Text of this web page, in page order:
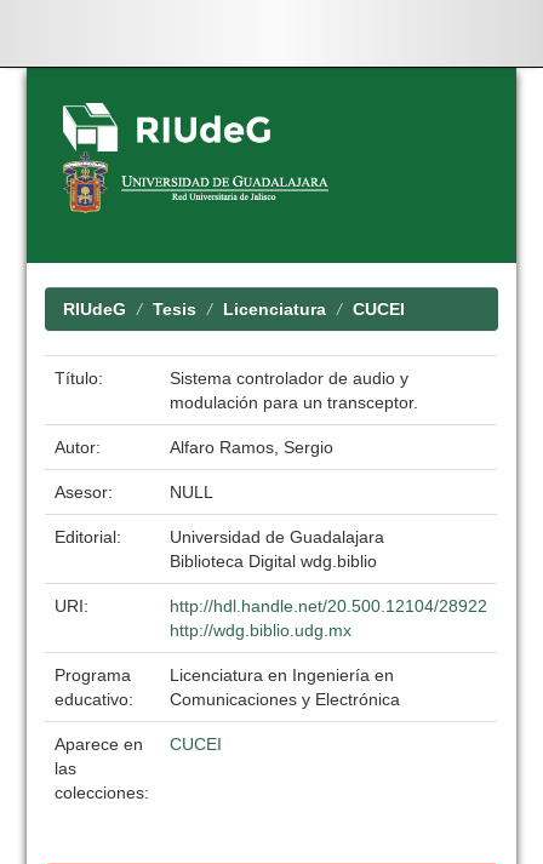
Skip
navigation
RIUdeG Tesis Licenciatura CUCEI
Título:
Sistema controlador de audio y
modulación para un transceptor.
Autor: Alfaro Ramos, Sergio
Asesor: NULL
Editorial:
Universidad de Guadalajara
Biblioteca Digital wdg.biblio
URI:
http://hdl.handle.net/20.500.12104/28922
http://wdg.biblio.udg.mx
Programa
educativo:
Licenciatura en Ingeniería en
Comunicaciones y Electrónica
Aparece en
las
colecciones:
CUCEI